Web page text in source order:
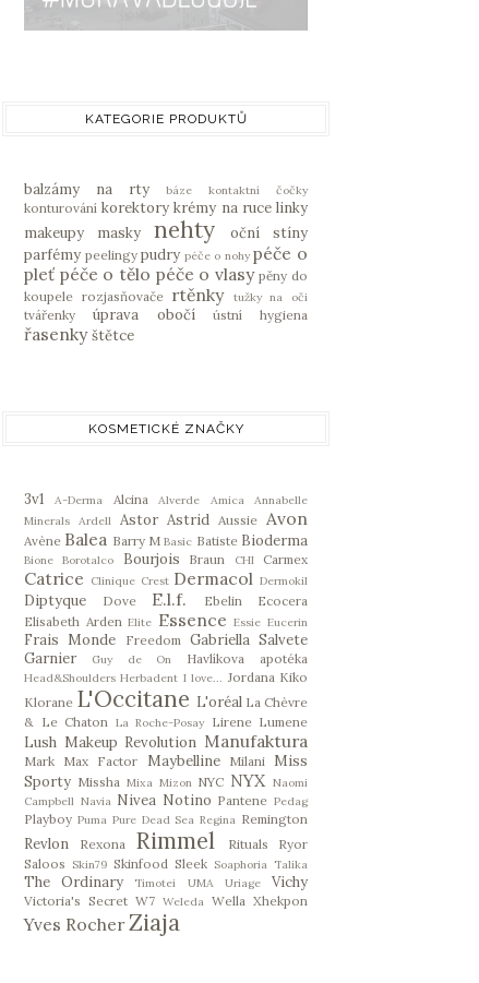
KATEGORIE PRODUKTŮ
balzámy na rty báze kontaktní čočky
konturování korektory krémy na ruce linky
makeupy
masky nehty
oční stíny
parfémy peelingy pudry péče o nohy péče o
pleť péče o tělo péče o vlasy pěny do
koupele rozjasňovače rtěnky tužky na oči
tvářenky úprava obočí ústní hygiena
řasenky štětce
KOSMETICKÉ ZNAČKY
3v1 A-Derma Alcina Alverde Amica
Annabelle
Minerals
Ardell Astor Astrid Aussie Avon
Avène Balea Barry M Basic Batiste Bioderma
Bione Borotalco Bourjois Braun CHI Carmex
Catrice Clinique Crest Dermacol Dermokil
Diptyque Dove E.l.f. Ebelin
Ecocera
Elisabeth Arden Elite Essence Essie Eucerin
Frais Monde Freedom Gabriella Salvete
Garnier
Guy de On Havlíkova apotéka
Head&Shoulders Herbadent I love... Jordana Kiko
Klorane L'Occitane L'oréal La Chèvre
& Le Chaton La Roche-Posay Lirene Lumene
Lush Makeup Revolution Manufaktura
Mark Max Factor Maybelline Milani
Miss
Sporty Missha Mixa Mizon NYC NYX Naomi
Campbell Navia Nivea Notino Pantene Pedag
Playboy Puma Pure Dead Sea Regina Remington
Revlon Rexona Rimmel Rituals
Ryor
Saloos
Skin79 Skinfood Sleek Soaphoria Talika
The Ordinary Timotei UMA Uriage Vichy
Victoria's Secret W7 Weleda Wella Xhekpon
Yves Rocher Ziaja